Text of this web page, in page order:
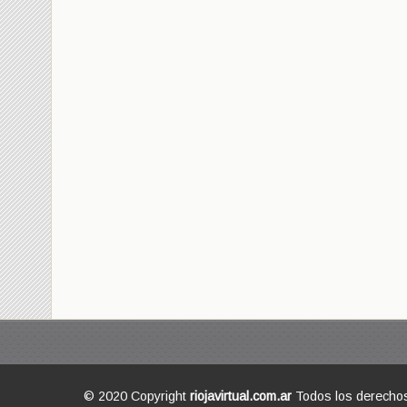
© 2020 Copyright riojavirtual.com.ar Todos los